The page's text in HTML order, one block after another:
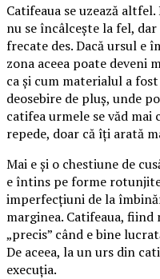
Catifeaua se uzează
nu se încâlcește la fel,
frecate des. Dacă ursul e
zona aceea poate deveni
ca și cum materialul a
deosebire de pluș, unde
catifea urmele se văd mai
repede, doar că îți arată
Mai e și o chestiune de
e întins pe forme
imperfecțiuni de la
marginea. Catifeaua,
„precis” când e bine
De aceea, la un urs din
execuția.